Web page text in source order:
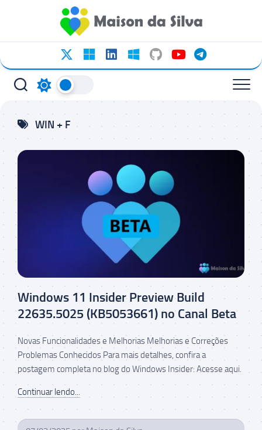
conteúdo
WIN + F
Windows 11 Insider Preview Build
22635.5025 (KB5053661) no Canal Beta
Novas Funcionalidades e Melhorias Melhorias e Correções
Problemas Conhecidos Para mais detalhes, confira a
postagem completa no blog do Windows Insider: Acesse aqui.
Continuar lendo...